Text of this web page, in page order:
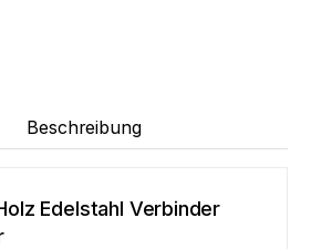
Beschreibung
Edelstahl Verbinder